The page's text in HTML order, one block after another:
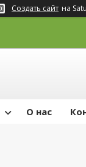
Создать сайт на
О нас